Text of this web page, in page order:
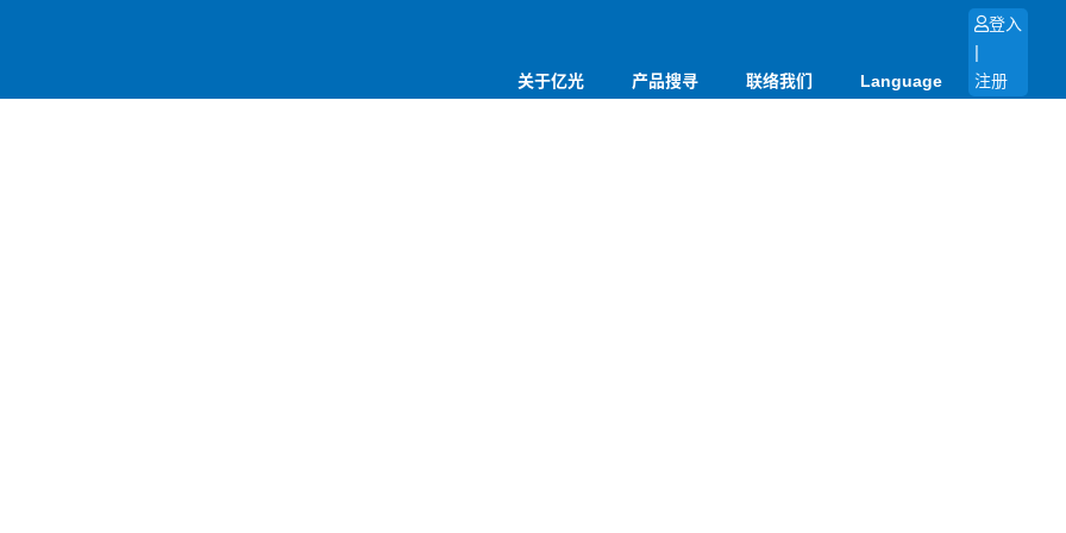
关于亿光 产品搜寻 联络我们 Language
登入
|
注册